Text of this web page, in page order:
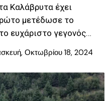
Καλάβρυτα έχει
μετέδωσε το
ευχάριστο γεγονός…
Οκτωβρίου 18, 2024